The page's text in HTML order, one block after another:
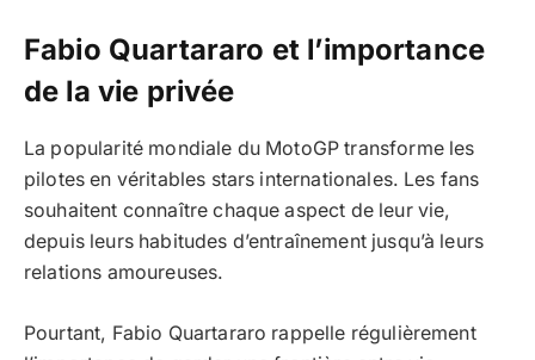
Fabio Quartararo et l’importance
de la vie privée
La popularité mondiale du MotoGP transforme les
pilotes en véritables stars internationales. Les fans
souhaitent connaître chaque aspect de leur vie,
depuis leurs habitudes d’entraînement jusqu’à leurs
relations amoureuses.
Pourtant, Fabio Quartararo rappelle régulièrement